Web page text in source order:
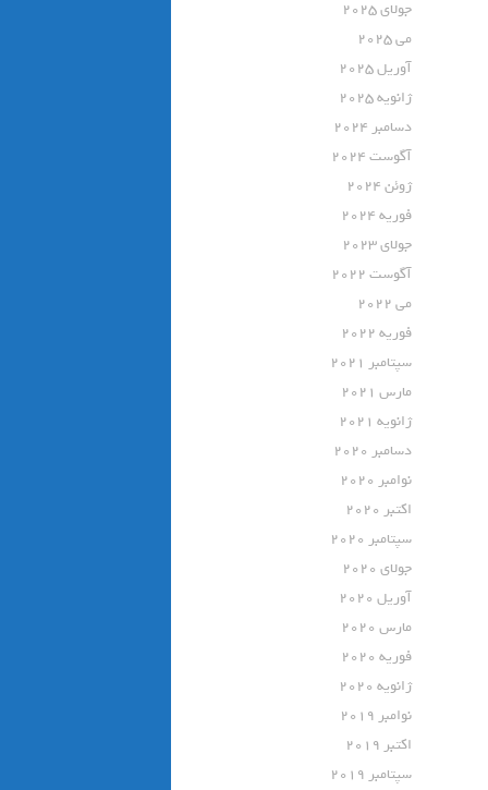
جولای 2025
می 2025
آوریل 2025
ژانویه 2025
دسامبر 2024
آگوست 2024
ژوئن 2024
فوریه 2024
جولای 2023
آگوست 2022
می 2022
فوریه 2022
سپتامبر 2021
مارس 2021
ژانویه 2021
دسامبر 2020
نوامبر 2020
اکتبر 2020
سپتامبر 2020
جولای 2020
آوریل 2020
مارس 2020
فوریه 2020
ژانویه 2020
نوامبر 2019
اکتبر 2019
سپتامبر 2019